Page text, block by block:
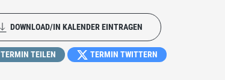
DOWNLOAD/IN KALENDER EINTRAGEN
TERMIN TEILEN TERMIN TWITTERN